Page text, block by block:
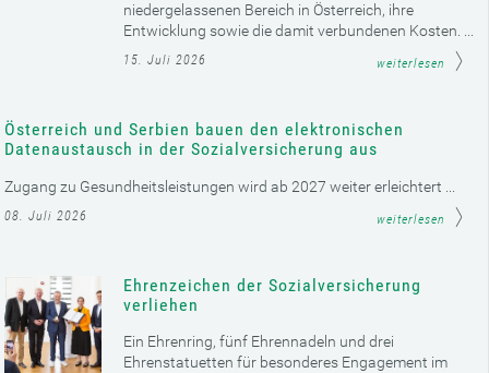
niedergelassenen Bereich in Österreich, ihre
Entwicklung sowie die damit verbundenen Kosten. ...
15. Juli 2026 weiterlesen
Österreich und Serbien bauen den elektronischen
Datenaustausch in der Sozialversicherung aus
Zugang zu Gesundheitsleistungen wird ab 2027 weiter erleichtert ...
08. Juli 2026 weiterlesen
Ehrenzeichen der Sozialversicherung
verliehen
Ein Ehrenring, fünf Ehrennadeln und drei
Ehrenstatuetten für besonderes Engagement im